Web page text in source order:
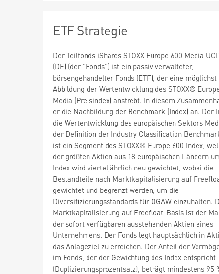
ETF Strategie
Der Teilfonds iShares STOXX Europe 600 Media
(DE) (der "Fonds") ist ein passiv verwalteter,
börsengehandelter Fonds (ETF), der eine möglichst
Abbildung der Wertentwicklung des STOXX®
Media (Preisindex) anstrebt. In diesem
er die Nachbildung der Benchmark (Index) an. Der
die Wertentwicklung des europäischen Sektors
der Definition der Industry Classification
ist ein Segment des STOXX® Europe 600 Index,
der größten Aktien aus 18 europäischen Ländern
Index wird vierteljährlich neu gewichtet, wobei die
Bestandteile nach Marktkapitalisierung auf
gewichtet und begrenzt werden, um die
Diversifizierungsstandards für OGAW einzuhalten.
Marktkapitalisierung auf Freefloat-Basis ist der
der sofort verfügbaren ausstehenden Aktien eines
Unternehmens. Der Fonds legt hauptsächlich in
das Anlageziel zu erreichen. Der Anteil der
im Fonds, der der Gewichtung des Index entspricht
(Duplizierungsprozentsatz), beträgt mindestens 95